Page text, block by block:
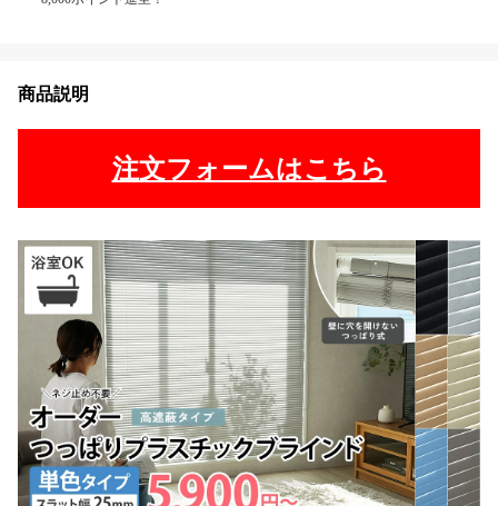
商品説明
注文フォームはこちら